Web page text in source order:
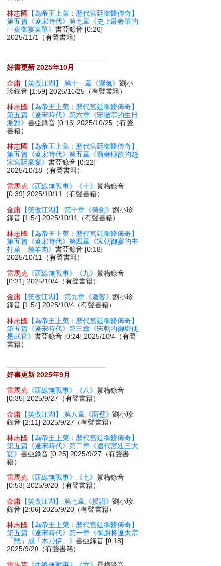
林志國
【為帝王上菜：歷代宮廷御醫傳奇】
第五篇《遼宋時代》第七章《史上最奢華的
一桌御宴菜單》書亞錄音 [0:26]
2025/11/1（有聲書籍）
好書更新 2025年10月
金庸 【笑傲江湖】 第十一章《聚氣》劉小
珍錄音 [1:59] 2025/10/25（有聲書籍）
林志國
【為帝王上菜：歷代宮廷御醫傳奇】
第五篇《遼宋時代》第六章《宋徽宗的生日
派對》書亞錄音 [0:16] 2025/10/25（有聲
書籍）
林志國
【為帝王上菜：歷代宮廷御醫傳奇】
第五篇《遼宋時代》第五章《窮奢極欲的趙
宋宮廷豪宴》書亞錄音 [0:22]
2025/10/18（有聲書籍）
雷馬克 《西線無戰事》《十》景梅錄音
[0:39] 2025/10/11（有聲書籍）
金庸 【笑傲江湖】 第十章《傳劍》劉小珍
錄音 [1:54] 2025/10/11（有聲書籍）
林志國
【為帝王上菜：歷代宮廷御醫傳奇】
第五篇《遼宋時代》第四章《宋朝御宴的主
打菜—燒羊肉》書亞錄音 [0:18]
2025/10/11（有聲書籍）
雷馬克 《西線無戰事》《九》景梅錄音
[0:31] 2025/10/4（有聲書籍）
金庸 【笑傲江湖】 第九章《邀客》劉小珍
錄音 [1:54] 2025/10/4（有聲書籍）
林志國
【為帝王上菜：歷代宮廷御醫傳奇】
第五篇《遼宋時代》第三章《宋朝的御廚使
是武官》書亞錄音 [0:24] 2025/10/4（有聲
書籍）
好書更新 2025年9月
雷馬克 《西線無戰事》《八》景梅錄音
[0:35] 2025/9/27（有聲書籍）
金庸 【笑傲江湖】 第八章《面壁》劉小珍
錄音 [2:11] 2025/9/27（有聲書籍）
林志國
【為帝王上菜：歷代宮廷御醫傳奇】
第五篇《遼宋時代》第二章《遼代宮廷三大
宴》書亞錄音 [0:25] 2025/9/27（有聲書
籍）
雷馬克 《西線無戰事》《七》景梅錄音
[0:53] 2025/9/20（有聲書籍）
金庸 【笑傲江湖】 第七章《授譜》劉小珍
錄音 [2:06] 2025/9/20（有聲書籍）
林志國
【為帝王上菜：歷代宮廷御醫傳奇】
第五篇《遼宋時代》第一章《御廚將遼太宗
「羓」成「木乃伊」》書亞錄音 [0:18]
2025/9/20（有聲書籍）